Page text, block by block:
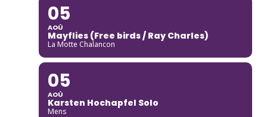
05
AOÛ
Mayflies (Free birds / Ray Charles)
La Motte Chalancon
05
AOÛ
Karsten Hochapfel Solo
Mens